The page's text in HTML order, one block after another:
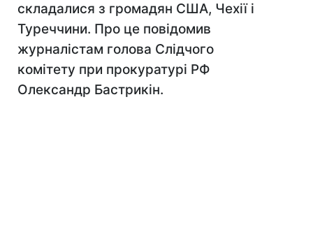
складалися з громадян США, Чехії і
Туреччини. Про це повідомив
журналістам голова Слідчого
комітету при прокуратурі РФ
Олександр Бастрикін.